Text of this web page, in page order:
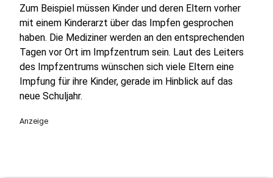
Zum Beispiel müssen Kinder und deren Eltern vorher
mit einem Kinderarzt über das Impfen gesprochen
haben. Die Mediziner werden an den entsprechenden
Tagen vor Ort im Impfzentrum sein. Laut des Leiters
des Impfzentrums wünschen sich viele Eltern eine
Impfung für ihre Kinder, gerade im Hinblick auf das
neue Schuljahr.
Anzeige